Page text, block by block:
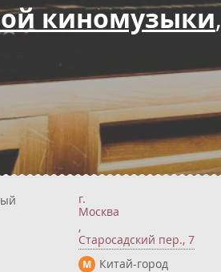
киномузыки,
г.
Москва
,
Старосадский пер., 7
М Китай-город